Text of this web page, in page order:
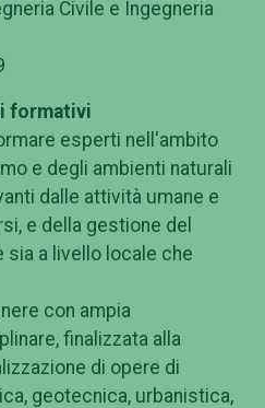
Civile e Ingegneria
formativi
esperti nell'ambito
e degli ambienti naturali
dalle attività umane e
e della gestione del
a livello locale che
con ampia
finalizzata alla
di opere di
geotecnica, urbanistica,